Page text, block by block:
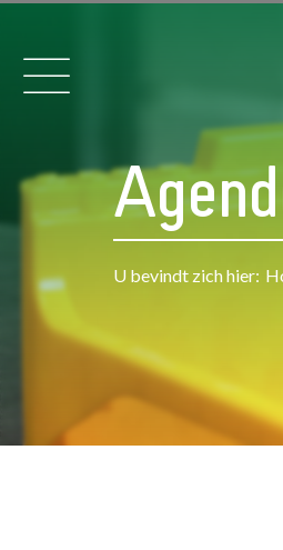
U bevindt zich hier: